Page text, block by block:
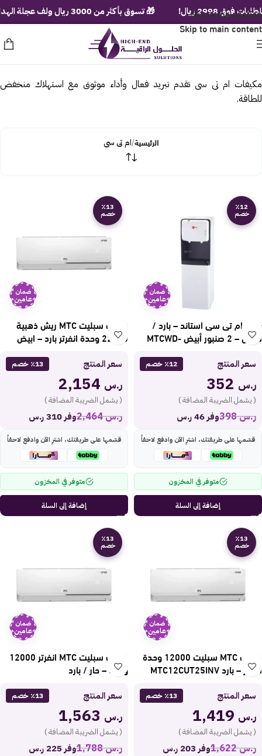
Skip to navigation
Skip to main content
مكيفات ام تى سى تقدم تبريد فعال وأداء موثوق مع استهلاك منخفض
للطاقة.
الرئيسية/ام تى سى
٪12
خصم
ضمان
عامين
برادة ام تى سى استاند – بارد /
ساخن – 2 صنبور أبيض MTCWD-
15595W
سعر المنتج ٪12 خصم
ر.س
( يشمل الضريبة المضافة )
ر.س398 وفر 46 ر.س
قسّمها على طريقتك، اشترِ الآن وادفع لاحقاً
متوفر في المخزون
إضافة إلى السلة
٪13
خصم
ضمان
عامين
مكيف سبليت MTC ريش ذهبية
22000 وحدة انفرتر بارد – ابيض
MTC24CUT25INV
سعر المنتج ٪13 خصم
ر.س
( يشمل الضريبة المضافة )
ر.س2,464 وفر 310 ر.س
قسّمها على طريقتك، اشترِ الآن وادفع لاحقاً
متوفر في المخزون
إضافة إلى السلة
٪13
خصم
ضمان
عامين
مكيف MTC سبليت 12000 وحدة
انفرتر – بارد MTC12CUT25INV
سعر المنتج ٪13 خصم
ر.س
( يشمل الضريبة المضافة )
ر.س1,622 وفر 203 ر.س
٪13
خصم
ضمان
عامين
مكيف سبليت MTC انفرتر 12000
وحدة – حار / بارد
MTC12HUT25INV
سعر المنتج ٪13 خصم
ر.س
( يشمل الضريبة المضافة )
ر.س1,788 وفر 225 ر.س
🎁 تسوق بأكثر من 3000 ريال ولف عجلة الهدايا الفورية! 2998 ريال!